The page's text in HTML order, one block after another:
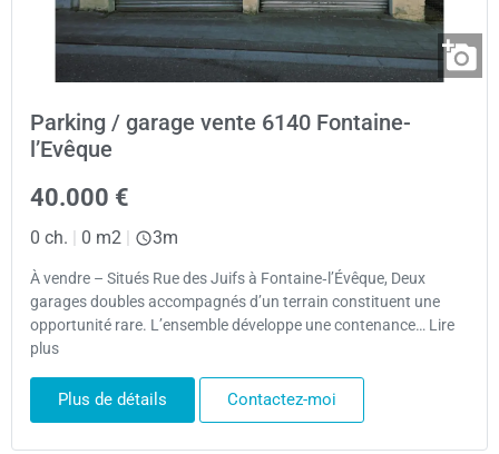
Parking / garage vente 6140 Fontaine-
l’Evêque
40.000 €
0 ch. | 0 m2 | 3m
À vendre – Situés Rue des Juifs à Fontaine‑l’Évêque, Deux
garages doubles accompagnés d’un terrain constituent une
opportunité rare. L’ensemble développe une contenance… Lire
plus
Plus de détails Contactez-moi